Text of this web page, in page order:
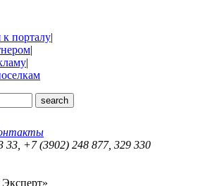
порталу|
|
|
33, +7 (3902) 248 877, 329 330